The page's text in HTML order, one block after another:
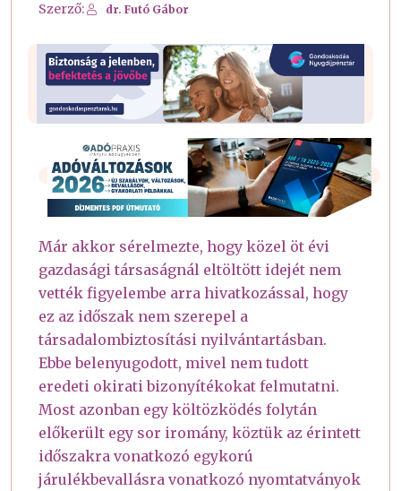
Szerző: dr. Futó Gábor
Már akkor sérelmezte, hogy közel öt évi
gazdasági társaságnál eltöltött idejét nem
vették figyelembe arra hivatkozással, hogy
ez az időszak nem szerepel a
társadalombiztosítási nyilvántartásban.
Ebbe belenyugodott, mivel nem tudott
eredeti okirati bizonyítékokat felmutatni.
Most azonban egy költözködés folytán
előkerült egy sor iromány, köztük az érintett
időszakra vonatkozó egykorú
járulékbevallásra vonatkozó nyomtatványok